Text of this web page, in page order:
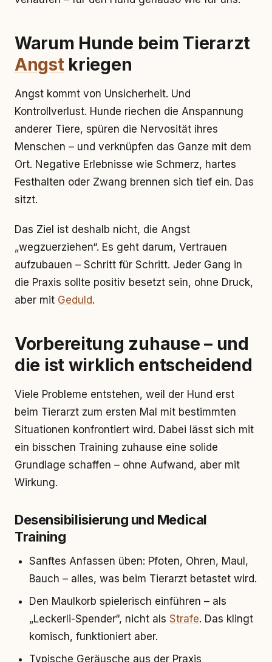
Warum Hunde beim Tierarzt
Angstkriegen
Angst kommt von Unsicherheit. Und
Kontrollverlust. Hunde riechen die Anspannung
anderer Tiere, spüren die Nervosität ihres
Menschen – und verknüpfen das Ganze mit dem
Ort. Negative Erlebnisse wie Schmerz, hartes
Festhalten oder Zwang brennen sich tief ein. Das
sitzt.
Das Ziel ist deshalb nicht, die Angst
„wegzuerziehen“. Es geht darum, Vertrauen
aufzubauen – Schritt für Schritt. Jeder Gang in
die Praxis sollte positiv besetzt sein, ohne Druck,
aber mit Geduld.
Vorbereitung zuhause – und
die ist wirklich entscheidend
Viele Probleme entstehen, weil der Hund erst
beim Tierarzt zum ersten Mal mit bestimmten
Situationen konfrontiert wird. Dabei lässt sich mit
ein bisschen Training zuhause eine solide
Grundlage schaffen – ohne Aufwand, aber mit
Wirkung.
Desensibilisierung und Medical
Training
Sanftes Anfassen üben: Pfoten, Ohren, Maul,
Bauch – alles, was beim Tierarzt betastet wird.
Den Maulkorb spielerisch einführen – als
„Leckerli-Spender“, nicht als Strafe. Das klingt
komisch, funktioniert aber.
Typische Geräusche aus der Praxis